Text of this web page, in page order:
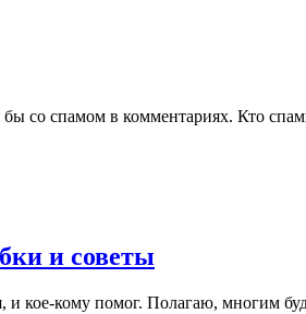
со спамом в комментариях. Кто
и советы
и кое-кому помог. Полагаю, многим